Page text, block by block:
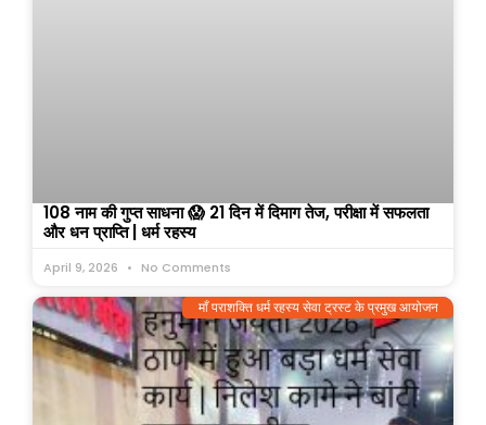
108 नाम की गुप्त साधना 😱 21 दिन में दिमाग तेज, परीक्षा में सफलता
और धन प्राप्ति | धर्म रहस्य
April 9, 2026 No Comments
माँ पराशक्ति धर्म रहस्य सेवा ट्रस्ट के प्रमुख आयोजन